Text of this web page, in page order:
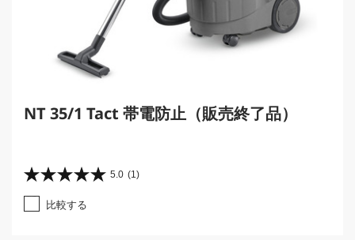
NT 35/1 Tact 帯電防止（販売終了品）
5.0 (1)
星
5
.
比較する